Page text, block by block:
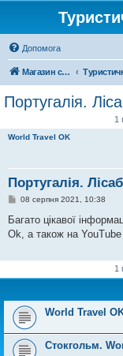
Допомога
Магазин спорядження
Португалія.
1
World Travel OK
Португалія.
П
в
д
я
08 серпня 2021, 10:38
Багато цікавої
Ok, а також на YouTube
1
World Travel
Стокгольм.